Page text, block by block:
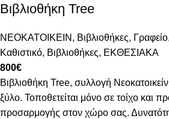
Βιβλιοθήκη Tree
ΝΕΟΚΑΤΟΙΚΕΙΝ , Βιβλιοθήκες, Γραφείο,
Καθιστικό, Βιβλιοθήκες, ΕΚΘΕΣΙΑΚΑ
800€
Βιβλιοθήκη Tree, συλλογή
ξύλο. Τοποθετείται μόνο σε τοίχο και
προσαρμογής στον χώρο σας.